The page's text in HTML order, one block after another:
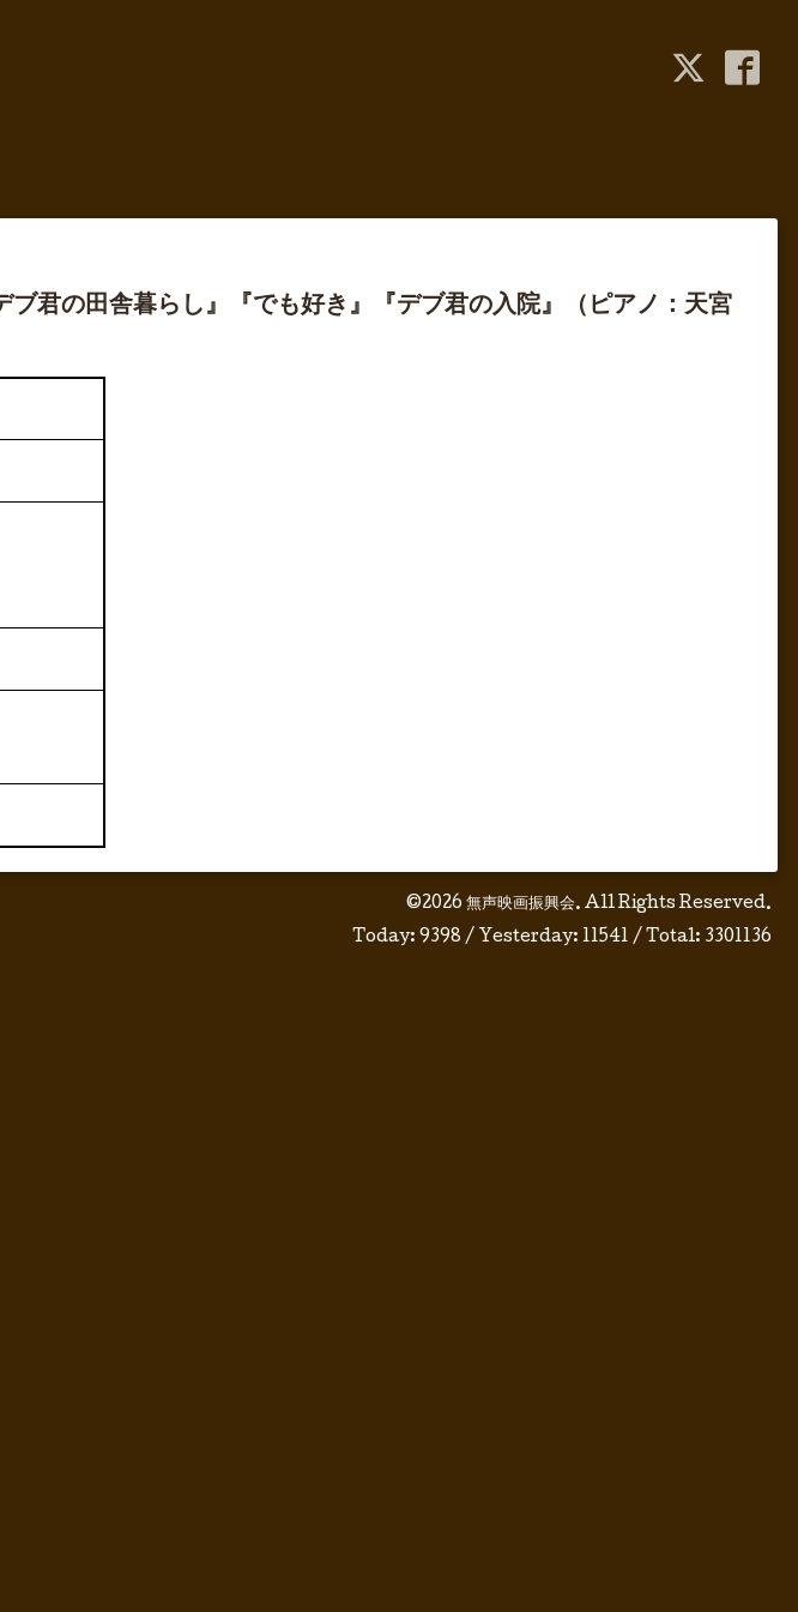
君の田舎暮らし』『でも好き』『デブ君の入院』（ピアノ：天宮
©2026 無声映画振興会. All Rights Reserved.
Today: 9398 / Yesterday: 11541 / Total: 3301136